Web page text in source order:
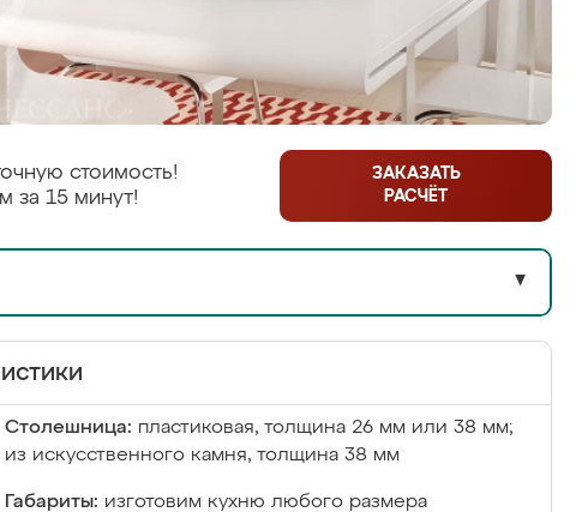
стоимость!
за 15 минут!
ЗАКАЗАТЬ
РАСЧЁТ
▼
Столешница: пластиковая, толщина 26 мм или 38 мм;
из искусственного камня, толщина 38 мм
Габариты: изготовим кухню любого размера